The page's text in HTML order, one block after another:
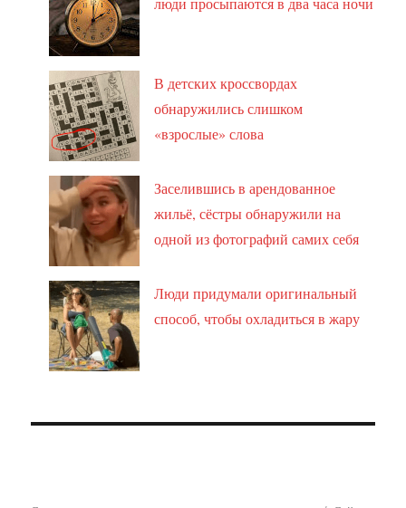
В детских кроссвордах
обнаружились слишком
«взрослые» слова
Заселившись в арендованное
жильё, сёстры обнаружили на
одной из фотографий самих себя
Люди придумали оригинальный
способ, чтобы охладиться в жару